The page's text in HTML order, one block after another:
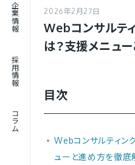
企業情報
採用情報
コラム
2026年2月27日
Webコンサルテ
は？支援メニュ
目次
Webコンサルティン
ューと進め方を徹底